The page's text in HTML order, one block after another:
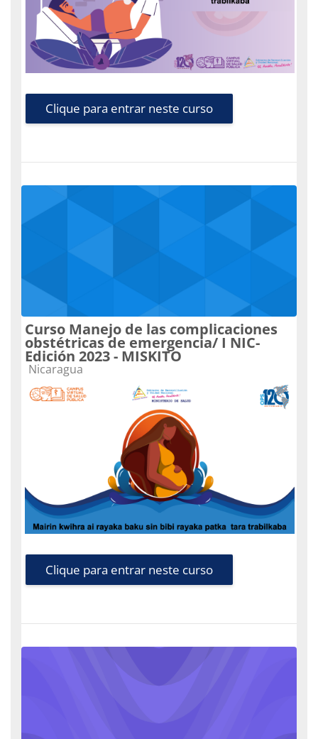
Clique para entrar neste curso
Curso Manejo de las complicaciones
obstétricas de emergencia/ I NIC-
Edición 2023 - MISKITO
Categoria do curso
Nicaragua
Clique para entrar neste curso